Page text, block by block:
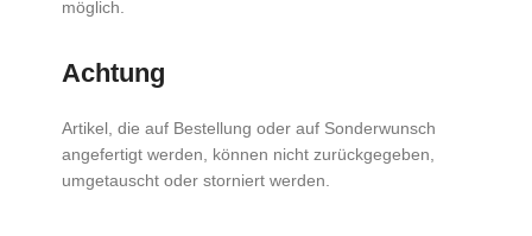
möglich.
Achtung
Artikel, die auf Bestellung oder auf Sonderwunsch
angefertigt werden, können nicht zurückgegeben,
umgetauscht oder storniert werden.